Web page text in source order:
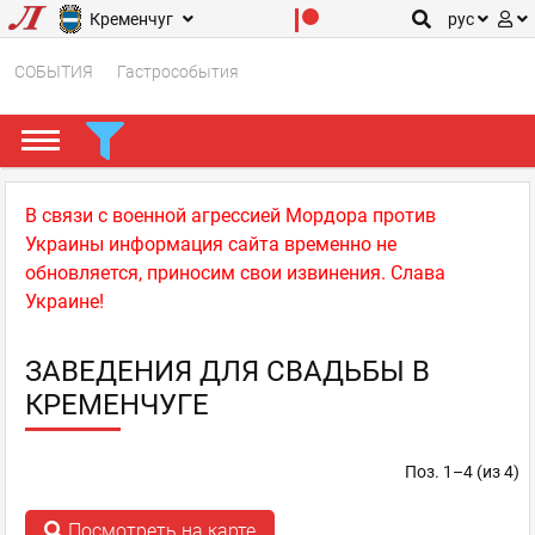
Кременчуг рус
СОБЫТИЯ Гастрособытия
В связи с военной агрессией Мордора против
Украины информация сайта временно не
обновляется, приносим свои извинения. Слава
Украине!
ЗАВЕДЕНИЯ ДЛЯ СВАДЬБЫ В
КРЕМЕНЧУГЕ
Поз. 1–4 (из 4)